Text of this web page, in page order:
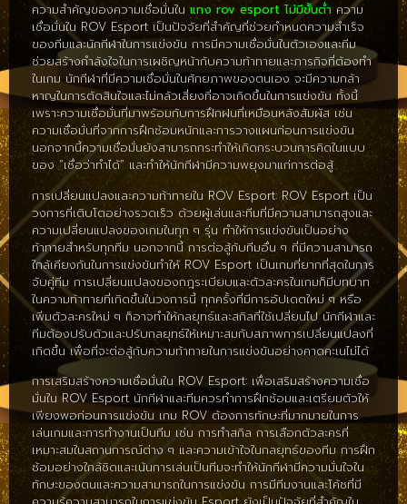
ความสำคัญของความเชื่อมั่นใน แทง rov esport ไม่มีขั้นต่ำ ความ
เชื่อมั่นใน ROV Esport เป็นปัจจัยที่สำคัญที่ช่วยกำหนดความสำเร็จ
ของทีมและนักกีฬาในการแข่งขัน การมีความเชื่อมั่นในตัวเองและทีม
ช่วยสร้างกำลังใจในการเผชิญหน้ากับความท้าทายและภารกิจที่ต้องทำ
ในเกม นักกีฬาที่มีความเชื่อมั่นในศักยภาพของตนเอง จะมีความกล้า
หาญในการตัดสินใจและไม่กลัวเสี่ยงที่อาจเกิดขึ้นในการแข่งขัน ทั้งนี้
เพราะความเชื่อมั่นที่มาพร้อมกับการฝึกฝนที่เหมือนหลังสัมผัส เช่น
ความเชื่อมั่นที่จากการฝึกซ้อมหนักและการวางแผนก่อนการแข่งขัน
นอกจากนี้ความเชื่อมั่นยังสามารถกระทำให้เกิดกระบวนการคิดในแบบ
ของ “เชื่อว่าทำได้” และทำให้นักกีฬามีความพยุงมาแก่การต่อสู้
การเปลี่ยนแปลงและความท้าทายใน ROV Esport: ROV Esport เป็น
วงการที่เติบโตอย่างรวดเร็ว ด้วยผู้เล่นและทีมที่มีความสามารถสูงและ
ความเปลี่ยนแปลงของเกมในทุก ๆ รุ่น ทำให้การแข่งขันเป็นอย่าง
ท้าทายสำหรับทุกทีม นอกจากนี้ การต่อสู้กับทีมอื่น ๆ ที่มีความสามารถ
ใกล้เคียงกันในการแข่งขันทำให้ ROV Esport เป็นเกมที่ยากที่สุดในการ
จับคู่ทีม การเปลี่ยนแปลงของกฎระเบียบและตัวละครในเกมก็มีบทบาท
ในความท้าทายที่เกิดขึ้นในวงการนี้ ทุกครั้งที่มีการอัปเดตใหม่ ๆ หรือ
เพิ่มตัวละครใหม่ ๆ ก็อาจทำให้กลยุทธ์และสกิลที่ใช้เปลี่ยนไป นักกีฬาและ
ทีมต้องปรับตัวและปรับกลยุทธ์ให้เหมาะสมกับสภาพการเปลี่ยนแปลงที่
เกิดขึ้น เพื่อที่จะต่อสู้กับความท้าทายในการแข่งขันอย่างคาดคะเนไม่ได้
การเสริมสร้างความเชื่อมั่นใน ROV Esport: เพื่อเสริมสร้างความเชื่อ
มั่นใน ROV Esport นักกีฬาและทีมควรทำการฝึกซ้อมและเตรียมตัวให้
เพียงพอก่อนการแข่งขัน เกม ROV ต้องการทักษะที่มากมายในการ
เล่นเกมและการทำงานเป็นทีม เช่น การทำสกิล การเลือกตัวละครที่
เหมาะสมในสถานการณ์ต่าง ๆ และความเข้าใจในกลยุทธ์ของทีม การฝึก
ซ้อมอย่างใกล้ชิดและเน้นการเล่นเป็นทีมจะทำให้นักกีฬามีความมั่นใจใน
ทักษะของตนและความสามารถในการแข่งขัน การมีทีมงานและโค้ชที่มี